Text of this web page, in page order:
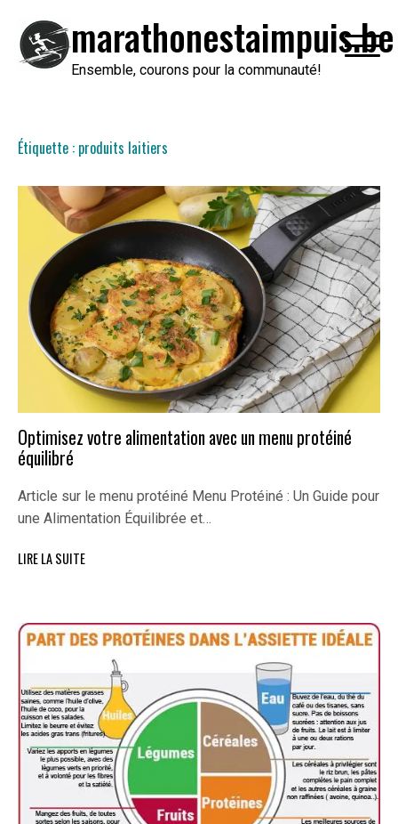
contenu
marathonestaimpuis.be
Ensemble, courons pour la communauté!
Étiquette : produits laitiers
Optimisez votre alimentation avec un menu protéiné
équilibré
Article sur le menu protéiné Menu Protéiné : Un Guide pour
une Alimentation Équilibrée et…
LIRE LA SUITE